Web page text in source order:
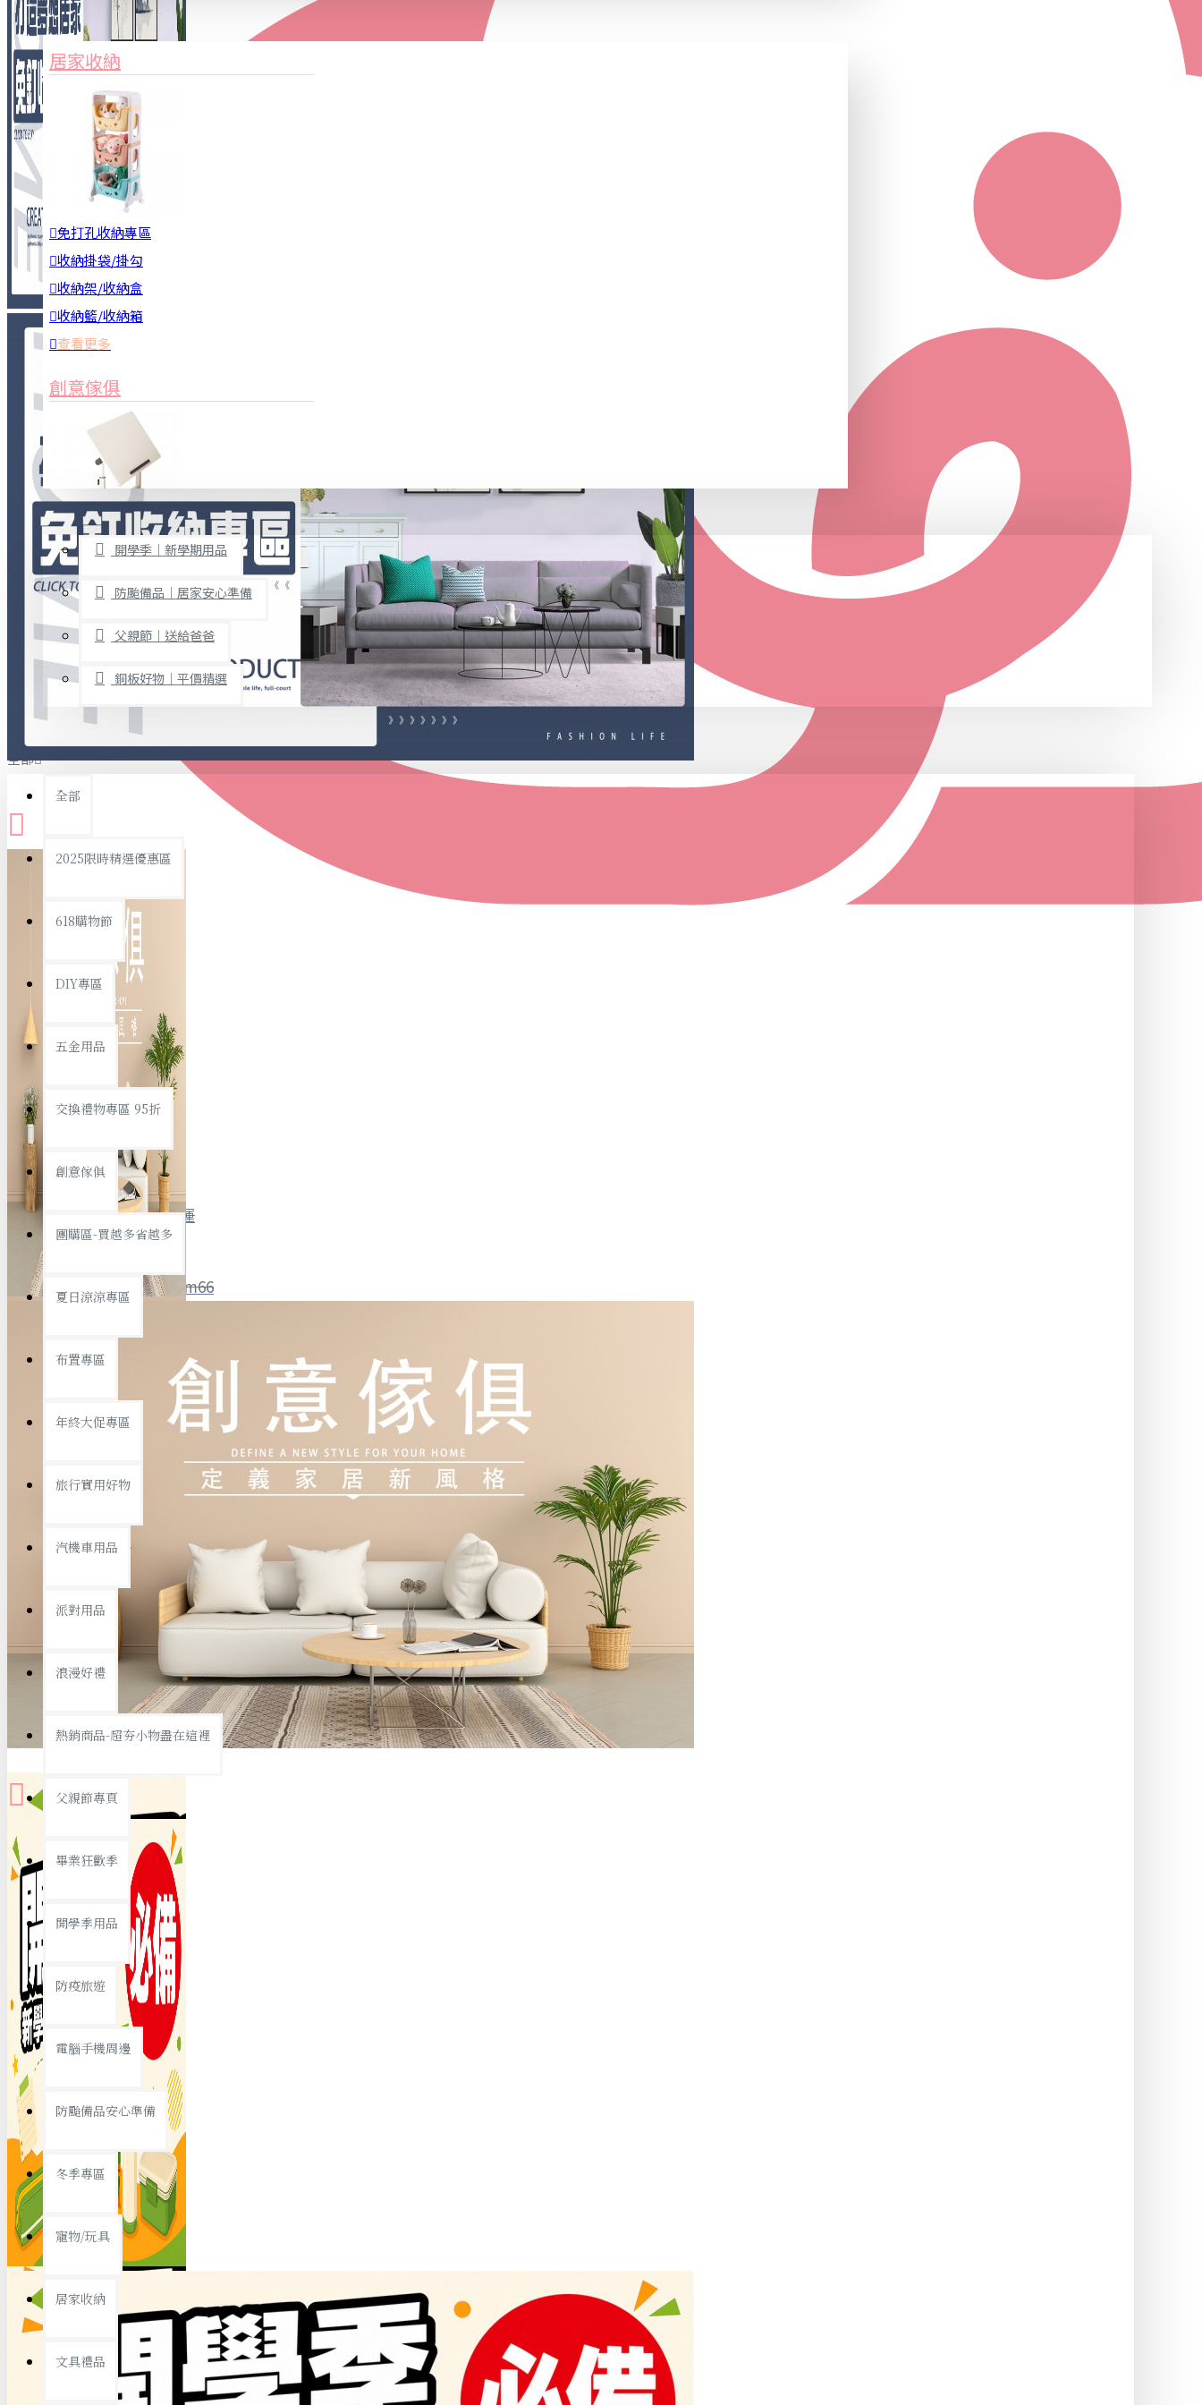
全館限時滿799免運
聯絡我們 ID : @ym66
優惠活動 最新活動
3C周邊
居家安全
居家清潔
查看更多
餐飲廚具
廚房收納
烘焙用具
隨身餐具
查看更多
文具禮品
事務用品
文具收納
書寫用品
衛浴用品
個人衛浴用品
浴室置物/收納
旅行收納
汽機車用品
查看更多
置物架/收納櫃
銅板精選
19元專區
39元專區
節慶熱賣
春節/新年
家俱&收納
居家收納
免打孔收納專區
收納掛袋/掛勾
收納架/收納盒
收納籃/收納箱
查看更多
創意傢俱
桌子/椅子
置物架/收納櫃
其他
免打孔收納專區
限時促銷
開學季｜新學期用品
防颱備品｜居家安心準備
父親節｜送給爸爸
銅板好物｜平價精選
全部
全部
2025限時精選優惠區
618購物節
DIY專區
五金用品
交換禮物專區 95折
創意傢俱
團購區-買越多省越多
夏日涼涼專區
布置專區
年終大促專區
旅行實用好物
汽機車用品
派對用品
浪漫好禮
熱銷商品-超夯小物盡在這裡
父親節專頁
畢業狂歡季
開學季用品
防疫旅遊
電腦手機周邊
防颱備品安心準備
冬季專區
寵物/玩具
居家收納
文具禮品